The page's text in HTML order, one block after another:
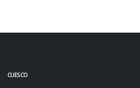
CUESCO